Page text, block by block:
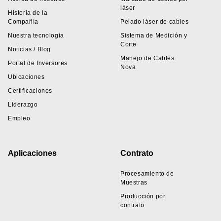
Historia de la
Compañía
Nuestra tecnología
Noticias / Blog
Portal de Inversores
Ubicaciones
Certificaciones
Liderazgo
Empleo
láser
Pelado láser de cables
Sistema de Medición y
Corte
Manejo de Cables
Nova
Aplicaciones Contrato
Procesamiento de
Muestras
Producción por
contrato